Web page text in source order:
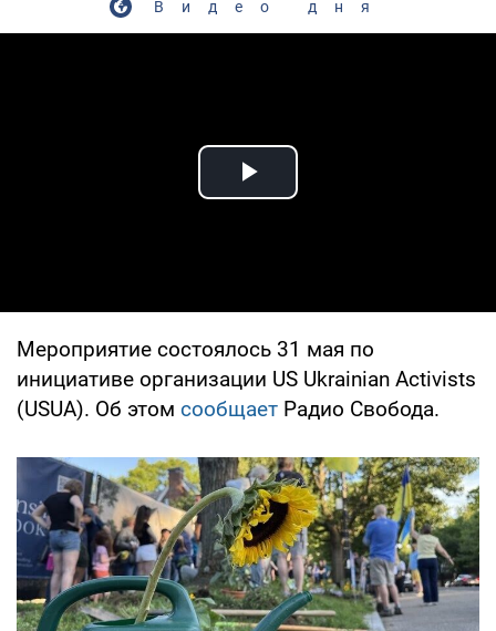
Видео дня
Play Video
Мероприятие состоялось 31 мая по
инициативе организации US Ukrainian Activists
(USUA). Об этом сообщает Радио Свобода.